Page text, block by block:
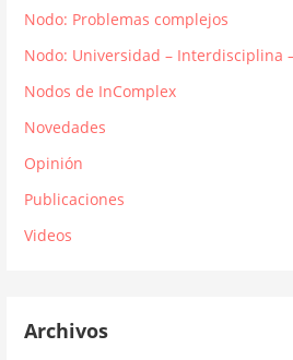
Nodo: Problemas complejos
Nodo: Universidad – Interdisciplina
Nodos de InComplex
Novedades
Opinión
Publicaciones
Videos
Archivos